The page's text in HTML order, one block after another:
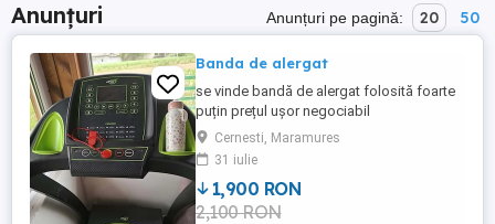
Anunțuri Anunțuri pe pagină: 20 50
Banda de alergat
se vinde bandă de alergat folosită foarte
puțin prețul ușor negociabil
Cernesti, Maramures
31 iulie
1,900 RON
2,100 RON